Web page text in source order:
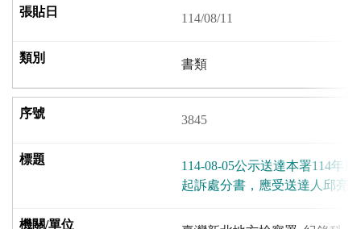
114/08/11
書類
3845
114-08-05公示送達本署114年
起訴處分書，應受送達人邱亮